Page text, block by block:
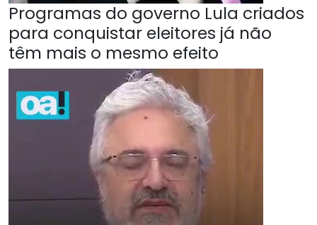
Programas do governo Lula criados
para conquistar eleitores já não
têm mais o mesmo efeito